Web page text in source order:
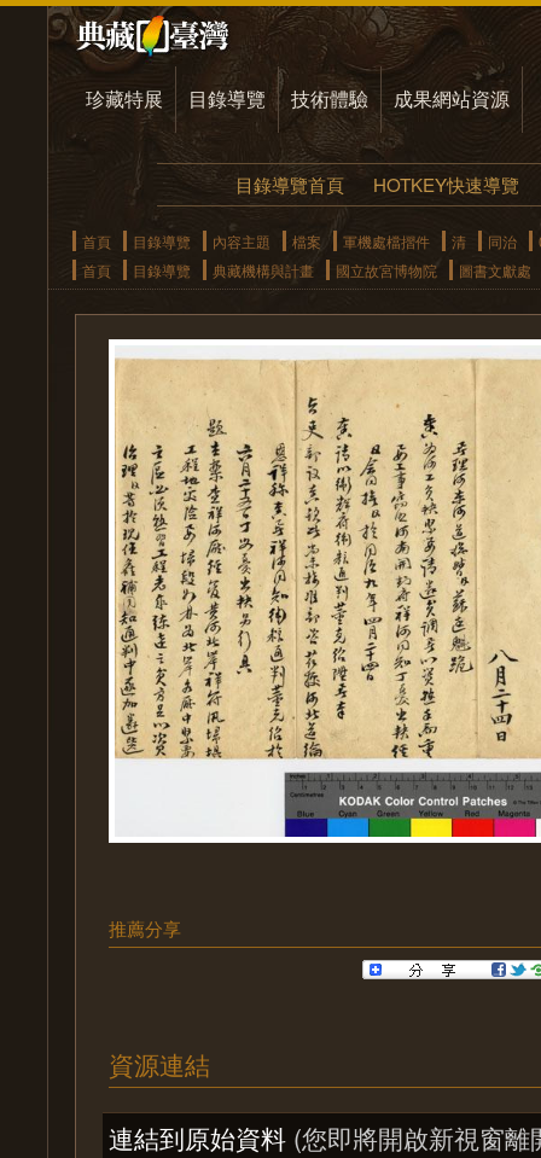
珍藏特展 目錄導覽 技術體驗 成果網站資源
目錄導覽首頁 HOTKEY快速導覽
首頁 目錄導覽 內容主題 檔案 軍機處檔摺件 清 同治
首頁
目錄導覽 典藏機構與計畫 國立故宮博物院 圖書文獻處
推薦分享
資源連結
連結到原始資料 (您即將開啟新視窗離